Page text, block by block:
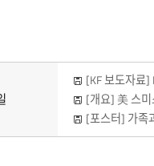
[KF 보도자료]
[개요] 美 스
[포스터] 가족